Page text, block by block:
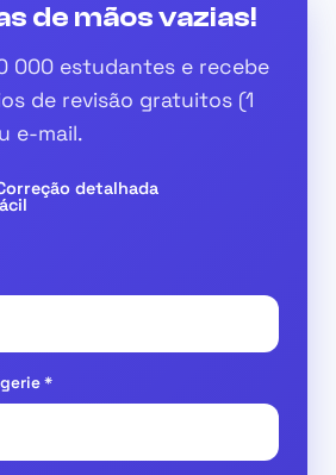
de mãos vazias!
000 estudantes e recebe
de revisão gratuitos (1
e-mail.
detalhada
*